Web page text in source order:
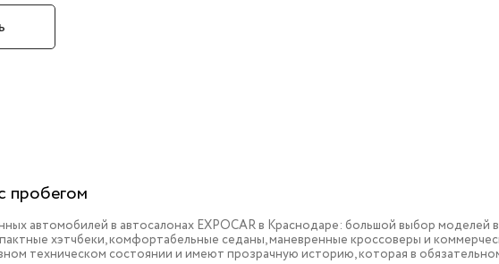
пробегом
автомобилей в автосалонах EXPOCAR в Краснодаре: большой выбор моделей
хэтчбеки, комфортабельные седаны, маневренные кроссоверы и
техническом состоянии и имеют прозрачную историю, которая в